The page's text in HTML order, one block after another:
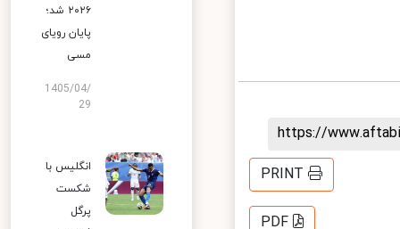
https://
PRINT
PDF
۲۰۲۶ شد؛
پایان رویای
مسی
1405/04/
29
انگلیس با
شکست
پرگل